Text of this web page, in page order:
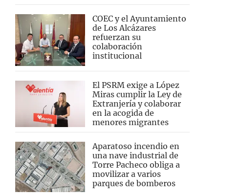
COEC y el Ayuntamiento
de Los Alcázares
refuerzan su
colaboración
institucional
El PSRM exige a López
Miras cumplir la Ley de
Extranjería y colaborar
en la acogida de
menores migrantes
Aparatoso incendio en
una nave industrial de
Torre Pacheco obliga a
movilizar a varios
parques de bomberos